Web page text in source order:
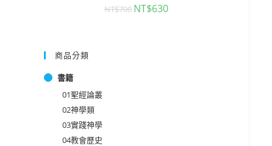
NT$700 NT$630
商品分類
書籍
01聖經論叢
02神學類
03實踐神學
04教會歷史